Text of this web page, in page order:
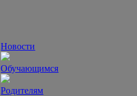
Новости
Обучающимся
Родителям